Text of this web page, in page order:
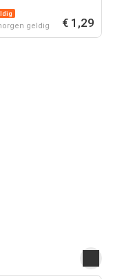
geldig € 1,29